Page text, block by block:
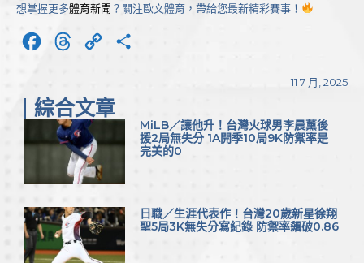
想掌握更多體育新聞 ？關注歐文體育，帶給您最新精彩賽事！
FacebookThreads
Copy
11 7 月, 2025
綜合文章
MiLB／讓他升！台灣火球男李晨薰後
援2局無失分 1A開季10局9K防禦率是
完美的0
日職／生涯代表作！台灣20歲新星徐翔
聖5局3K無失分寫紀錄 防禦率飆破0.86